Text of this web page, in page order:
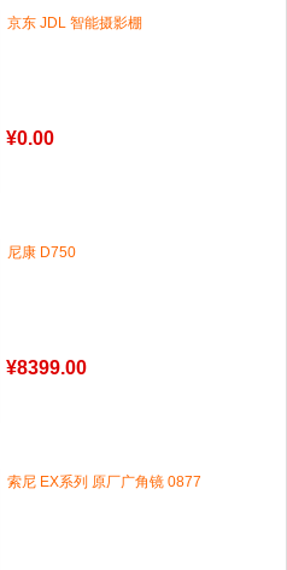
京东 JDL 智能摄影棚
¥0.00
尼康 D750
¥8399.00
索尼 EX系列 原厂广角镜 0877